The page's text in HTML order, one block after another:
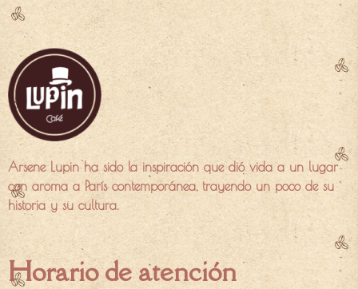
Arsene Lupin ha sido la inspiración que dió vida a un lugar
con aroma a París contemporánea, trayendo un poco de su
historia y su cultura.
Horario de atención